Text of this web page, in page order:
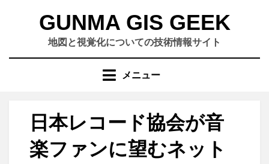
GUNMA GIS GEEK
地図と視覚化についての技術情報サイト
メニュー
日本レコード協会が音
楽ファンに望むネット